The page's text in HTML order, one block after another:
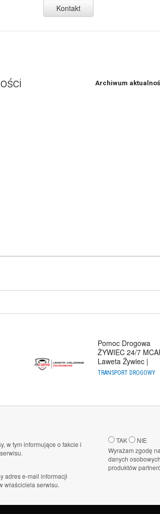
Kontakt
Archiwum
Pomoc Drogowa
ŻYWIEC 24/7
Laweta Żywiec |
Holowanie Cało
TRANSPORT DROGOWY
w tym informujące o fakcie i
adres e-mail informacji
właściciela serwisu.
TAK
NIE
Wyrażam zgodę
danych
produktów